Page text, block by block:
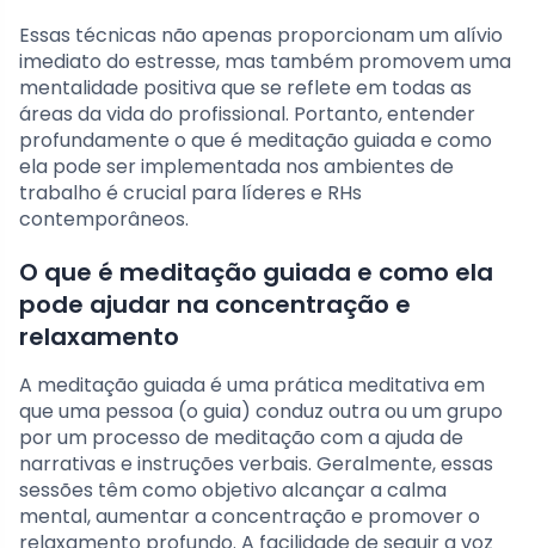
Essas técnicas não apenas proporcionam um alívio
imediato do estresse, mas também promovem uma
mentalidade positiva que se reflete em todas as
áreas da vida do profissional. Portanto, entender
profundamente o que é meditação guiada e como
ela pode ser implementada nos ambientes de
trabalho é crucial para líderes e RHs
contemporâneos.
O que é meditação guiada e como ela
pode ajudar na concentração e
relaxamento
A meditação guiada é uma prática meditativa em
que uma pessoa (o guia) conduz outra ou um grupo
por um processo de meditação com a ajuda de
narrativas e instruções verbais. Geralmente, essas
sessões têm como objetivo alcançar a calma
mental, aumentar a concentração e promover o
relaxamento profundo. A facilidade de seguir a voz